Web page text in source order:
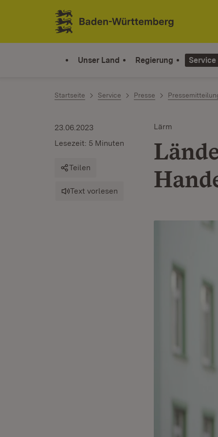
Zum Inhalt springen
Link zur Startseite
Unser Land Regierung Service
Startseite Service Presse
Lärm
23.06.2023
Lesezeit: 5 Minuten
Teilen
Text vorlesen